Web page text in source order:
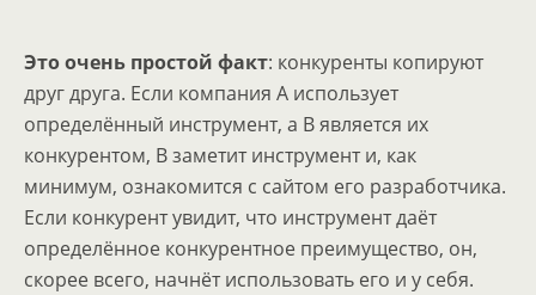
Это очень простой факт: конкуренты копируют
друг друга. Если компания A использует
определённый инструмент, а B является их
конкурентом, B заметит инструмент и, как
минимум, ознакомится с сайтом его разработчика.
Если конкурент увидит, что инструмент даёт
определённое конкурентное преимущество, он,
скорее всего, начнёт использовать его и у себя.